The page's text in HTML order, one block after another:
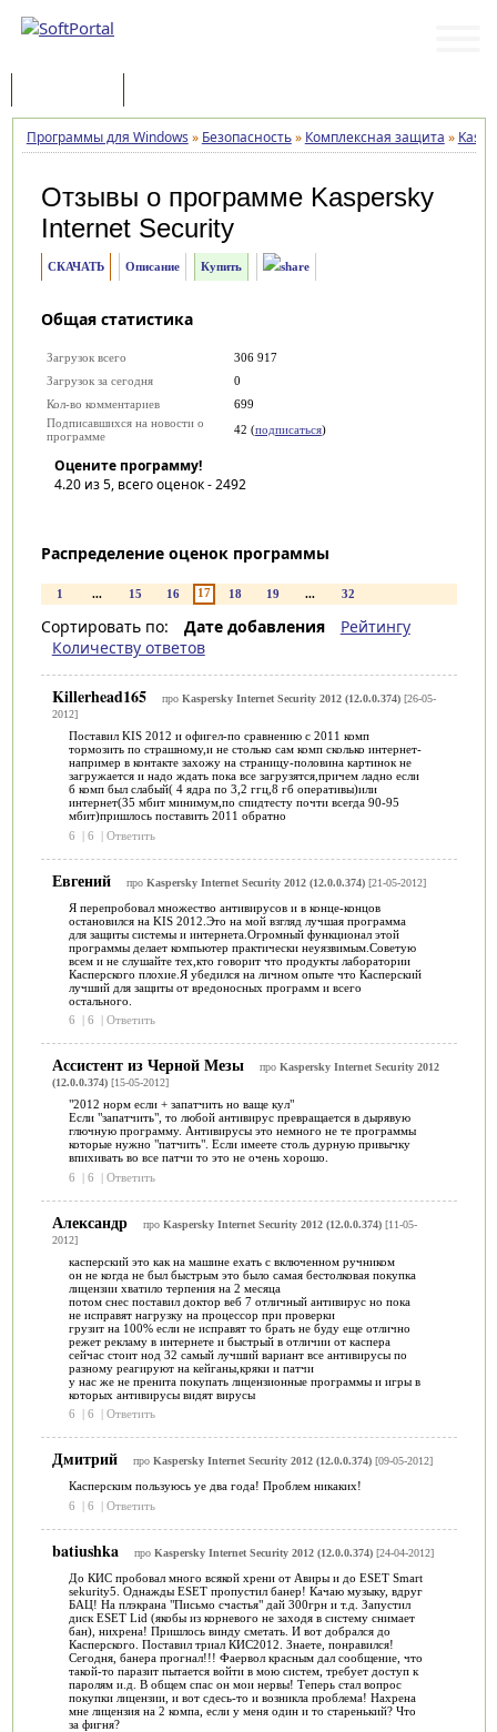
Программы для Windows » Безопасность» Комплексная защита »
Отзывы о программе Kaspersky
Internet Security
СКАЧАТЬ Описание Купить
Общая статистика
Загрузок всего
306 917
Загрузок за сегодня
0
Кол-во комментариев
699
Подписавшихся на новости о
программе
42 (подписаться)
Оцените программу!
4.20из 5, всего оценок -2492
Распределение оценок программы
1 ... 15 16 17 18 19 ... 32
Сортировать по: Дате добавления
Рейтингу
Количеству ответов
Killerhead165 про Kaspersky Internet Security 2012 (12.0.0.374)[26-05-
2012]
Поставил KIS 2012 и офигел-по сравнению с 2011 комп
тормозить по страшному,и не столько сам комп сколько интернет-
например в контакте захожу на страницу-половина картинок не
загружается и надо ждать пока все загрузятся,причем ладно если
б комп был слабый( 4 ядра по 3,2 ггц,8 гб оперативы)или
интернет(35 мбит минимум,по спидтесту почти всегда 90-95
мбит)пришлось поставить 2011 обратно
6
| 6 | Ответить
Евгений про Kaspersky Internet Security 2012 (12.0.0.374)[21-05-2012]
Я перепробовал множество антивирусов и в конце-концов
остановился на KIS 2012.Это на мой взгляд лучшая программа
для защиты системы и интернета.Огромный функционал этой
программы делает компьютер практически неуязвимым.Советую
всем и не слушайте тех,кто говорит что продукты лаборатории
Касперского плохие.Я убедился на личном опыте что Касперский
лучший для защиты от вредоносных программ и всего
остального.
6
| 6 | Ответить
Ассистент из Черной Мезы про Kaspersky Internet Security 2012
(12.0.0.374)[15-05-2012]
"2012 норм если + запатчить но ваще кул"
Если "запатчить", то любой антивирус превращается в дырявую
глючную программу. Антивирусы это немного не те программы
которые нужно "патчить". Если имеете столь дурную привычку
впихивать во все патчи то это не очень хорошо.
6
| 6 | Ответить
Александр про Kaspersky Internet Security 2012 (12.0.0.374)[11-05-
2012]
касперский это как на машине ехать с включенном ручником
он не когда не был быстрым это было самая бестолковая покупка
лицензии хватило терпения на 2 месяца
потом снес поставил доктор веб 7 отличный антивирус но пока
не исправят нагрузку на процессор при проверки
грузит на 100% если не исправят то брать не буду еще отлично
режет рекламу в интернете и быстрый в отличии от каспера
сейчас стоит нод 32 самый лучший вариант все антивирусы по
разному реагируют на кейганы,кряки и патчи
у нас же не пренита покупать лицензионные программы и игры в
которых антивирусы видят вирусы
6
| 6 | Ответить
Дмитрий про Kaspersky Internet Security 2012 (12.0.0.374)[09-05-2012]
Касперским пользуюсь уе два года! Проблем никаких!
6
| 6 | Ответить
batiushka про Kaspersky Internet Security 2012 (12.0.0.374)[24-04-2012]
До КИС пробовал много всякой хрени от Авиры и до ESET Smart
sekurity5. Однажды ESET пропустил банер! Качаю музыку, вдруг
БАЦ! На плэкрана "Письмо счастья" дай 300грн и т.д. Запустил
диск ESET Lid (якобы из корневого не заходя в систему снимает
бан), нихрена! Пришлось винду сметать. И вот добрался до
Касперского. Поставил триал КИС2012. Знаете, понравился!
Сегодня, банера прогнал!!! Фаервол красным дал сообщение, что
такой-то паразит пытается войти в мою систем, требует доступ к
паролям и.д. В общем спас он мои нервы! Теперь стал вопрос
покупки лицензии, и вот сдесь-то и возникла проблема! Нахрена
мне лицензия на 2 компа, если у меня один и то старенький? Что
за фигня?